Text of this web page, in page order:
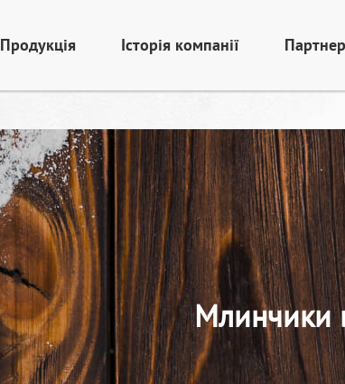
Продукція Історія компанії
Млинчики